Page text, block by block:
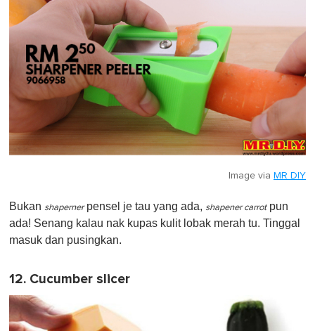
Image via MR DIY
Bukan shapernerpensel je tau yang ada, shapener carrotpun
ada! Senang kalau nak kupas kulit lobak merah tu. Tinggal
masuk dan pusingkan.
12. Cucumber slicer